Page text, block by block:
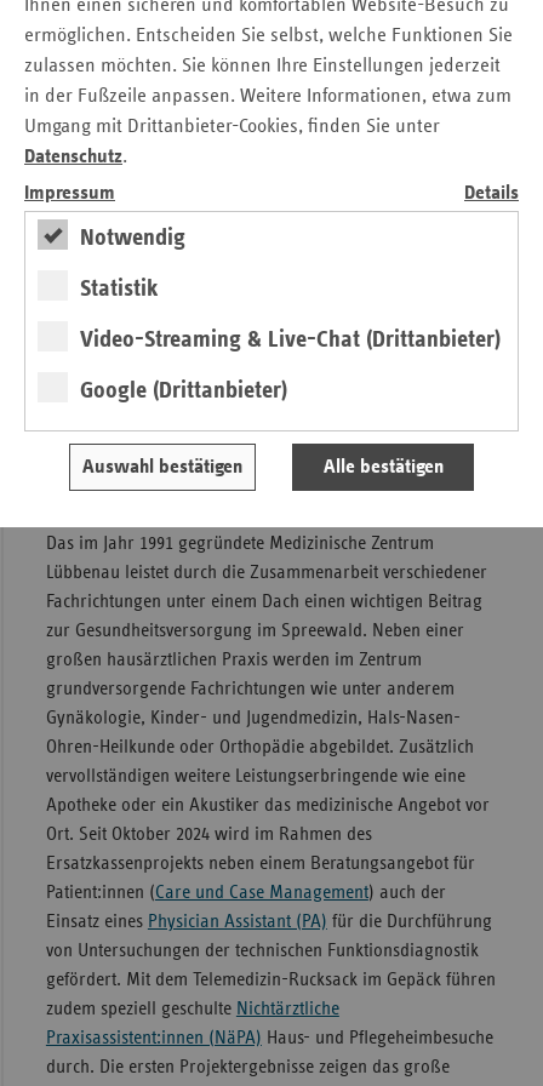
Ihnen einen sicheren und komfortablen Website-Besuch zu
ermöglichen. Entscheiden Sie selbst, welche Funktionen Sie
zulassen möchten. Sie können Ihre Einstellungen jederzeit
in der Fußzeile anpassen. Weitere Informationen, etwa zum
Umgang mit Drittanbieter-Cookies, finden Sie unter
Datenschutz.
Impressum
Details
Notwendig
Statistik
Video-Streaming & Live-Chat (Drittanbieter)
Google (Drittanbieter)
Auswahl bestätigen Alle bestätigen
nachhaltig gesichert und qualitativ deutlich verbessert
werden – bei nur geringem ärztlichem Mehraufwand.
Die große Akzeptanz des Teampraxis-Konzepts zeigt
sich nicht nur in der hohen Zufriedenheit der
Patientinnen und Patienten, sondern auch in
spürbaren Verbesserungen: kürzere Wartezeiten,
mehr Zeit im Termin und eine insgesamt effizientere
Betreuung. Dieses Modellprojekt unterstreicht das
Dr. med Sebastian Gesenhues, Gemeinschaftspraxis Gesenhues
Medizinisches Zentrum Lübbenau
(MZL), Brandenburg
Das im Jahr 1991 gegründete Medizinische Zentrum
Lübbenau leistet durch die Zusammenarbeit verschiedener
Fachrichtungen unter einem Dach einen wichtigen Beitrag
zur Gesundheitsversorgung im Spreewald. Neben einer
großen hausärztlichen Praxis werden im Zentrum
grundversorgende Fachrichtungen wie unter anderem
Gynäkologie, Kinder- und Jugendmedizin, Hals-Nasen-
Ohren-Heilkunde oder Orthopädie abgebildet. Zusätzlich
vervollständigen weitere Leistungserbringende wie eine
Apotheke oder ein Akustiker das medizinische Angebot vor
Ort. Seit Oktober 2024 wird im Rahmen des
Ersatzkassenprojekts neben einem Beratungsangebot für
Patient:innen (Care und Case Management) auch der
Einsatz eines Physician Assistant (PA) für die Durchführung
von Untersuchungen der technischen Funktionsdiagnostik
gefördert. Mit dem Telemedizin-Rucksack im Gepäck führen
zudem speziell geschulte Nichtärztliche
Praxisassistent:innen (NäPA) Haus- und Pflegeheimbesuche
durch. Die ersten Projektergebnisse zeigen das große